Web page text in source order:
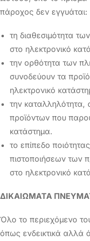
πάροχος δεν εγγυάται:
τη διαθεσιμότητα
στο ηλεκτρονικό
την ορθότητα των
συνοδεύουν τα
ηλεκτρονικό
την
προϊόντων που
κατάστημα.
το επίπεδο
πιστοποιήσεων των
στο ηλεκτρονικό
ΔΙΚΑΙΩΜΑΤΑ
Όλο το περιεχόμενο
όπως ενδεικτικά αλλά